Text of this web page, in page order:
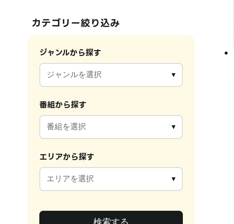
カテゴリー絞り込み
ジャンルから探す
番組から探す
エリアから探す